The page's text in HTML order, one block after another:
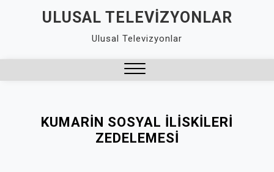
ULUSAL TELEVIZYONLAR
Ulusal Televizyonlar
KUMARIN SOSYAL İLISKILERI
ZEDELEMESI